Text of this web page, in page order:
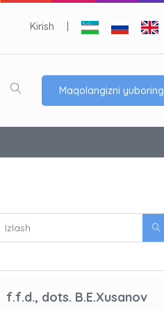
Kirish
Maqolangizni yuboring
f.f.d., dots. B.E.Xusanov